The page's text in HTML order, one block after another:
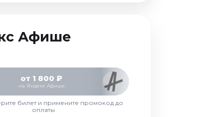
Афише
от 1 800 ₽
на Яндекс Афише
билет и примените промокод до
оплаты